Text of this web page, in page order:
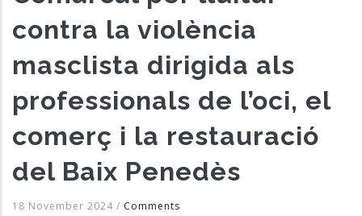
contra la violència
masclista dirigida als
professionals de l’oci, el
comerç i la restauració
del Baix Penedès
18 November 2024 / Comments